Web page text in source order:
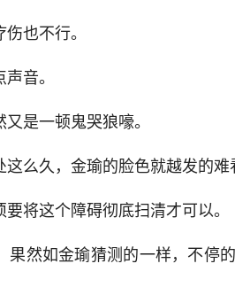
也不行。
音。
是一顿鬼哭狼嚎。
么久，金瑜的脸色就越发的难
将这个障碍彻底扫清才可以。
果然如金瑜猜测的一样，不停